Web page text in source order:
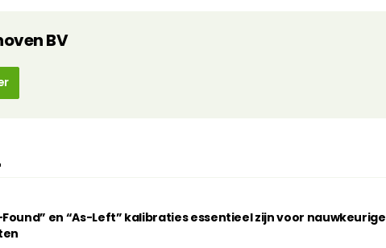
BV
en “As-Left” kalibraties essentieel zijn voor nauwkeurige